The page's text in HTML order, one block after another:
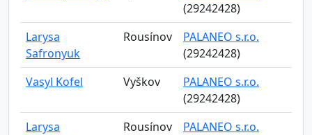
(29242428)
Larysa
Safronyuk
Rousínov
PALANEO s.r.o.
(29242428)
Vasyl Kofel
Vyškov
PALANEO s.r.o.
(29242428)
Larysa
Rousínov
PALANEO s.r.o.